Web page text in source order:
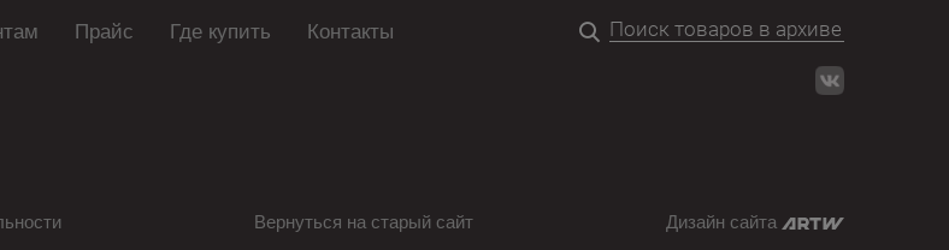
Прайс Где купить Контакты
Вернуться на старый сайт Дизайн сайта